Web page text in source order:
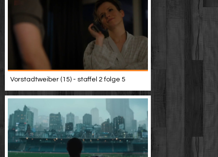
Vorstadtweiber (15) - staffel 2 folge 5